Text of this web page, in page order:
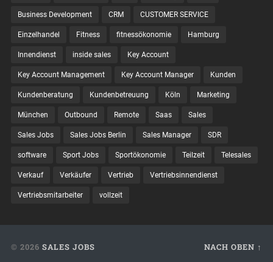
Business Development CRM CUSTOMER SERVICE
Einzelhandel Fitness fitnessökonomie Hamburg
Innendienst inside sales Key Account
Key Account Management Key Account Manager Kunden
Kundenberatung Kundenbetreuung Köln Marketing
München Outbound Remote Saas Sales
Sales Jobs Sales Jobs Berlin Sales Manager SDR
software Sport Jobs Sportökonomie Teilzeit Telesales
Verkauf Verkäufer Vertrieb Vertriebsinnendienst
Vertriebsmitarbeiter vollzeit
© 2026 SALES JOBS NACH OBEN ↑